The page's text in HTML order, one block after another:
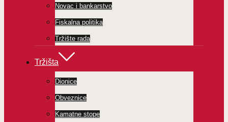
Novac i bankarstvo
Fiskalna politika
Tržište rada
Tržišta
Dionice
Obveznice
Kamatne stope